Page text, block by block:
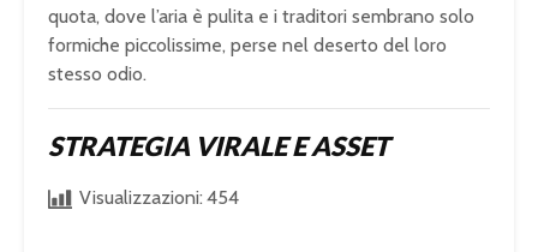
quota, dove l’aria è pulita e i traditori sembrano solo
formiche piccolissime, perse nel deserto del loro
stesso odio.
STRATEGIA VIRALE E ASSET
Visualizzazioni: 454